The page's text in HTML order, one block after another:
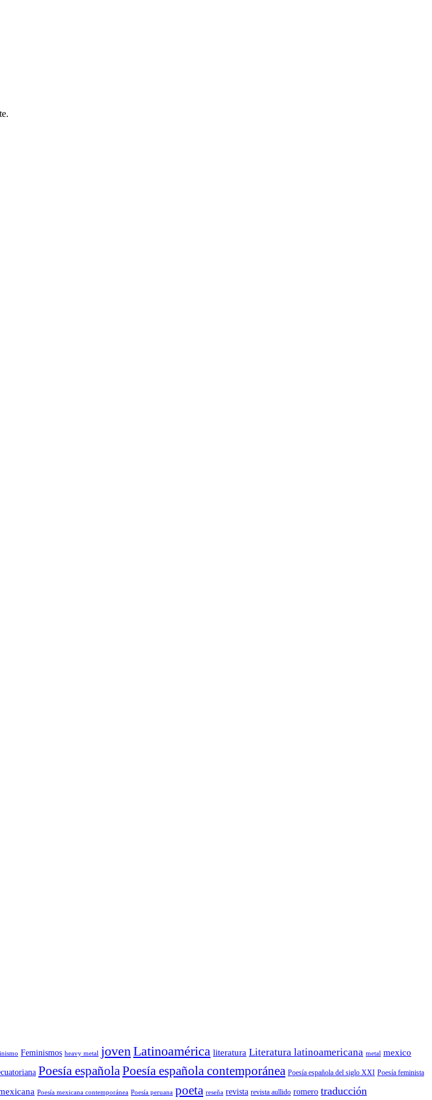
Feminismos heavy metal jovenLatinoamérica literatura Literatura latinoamericana metal mexico
Poesía española Poesía española contemporánea Poesía española del siglo XXI Poesía feminista
Poesía mexicana contemporánea Poesía peruana poeta reseña revista revista aullido romero traducción